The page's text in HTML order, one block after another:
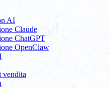
AI
Claude
ChatGPT
OpenClaw
vendita